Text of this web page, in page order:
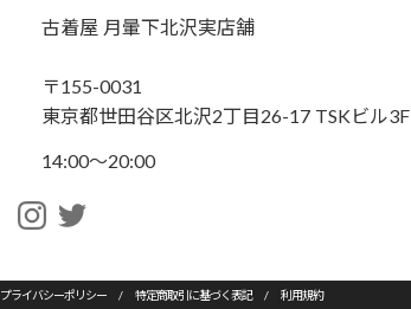
古着屋 月暈下北沢実店舗
〒155-0031
東京都世田谷区北沢2丁目26-17 TSKビル3F
14:00〜20:00
プライバシーポリシー / 特定商取引に基づく表記 / 利用規約